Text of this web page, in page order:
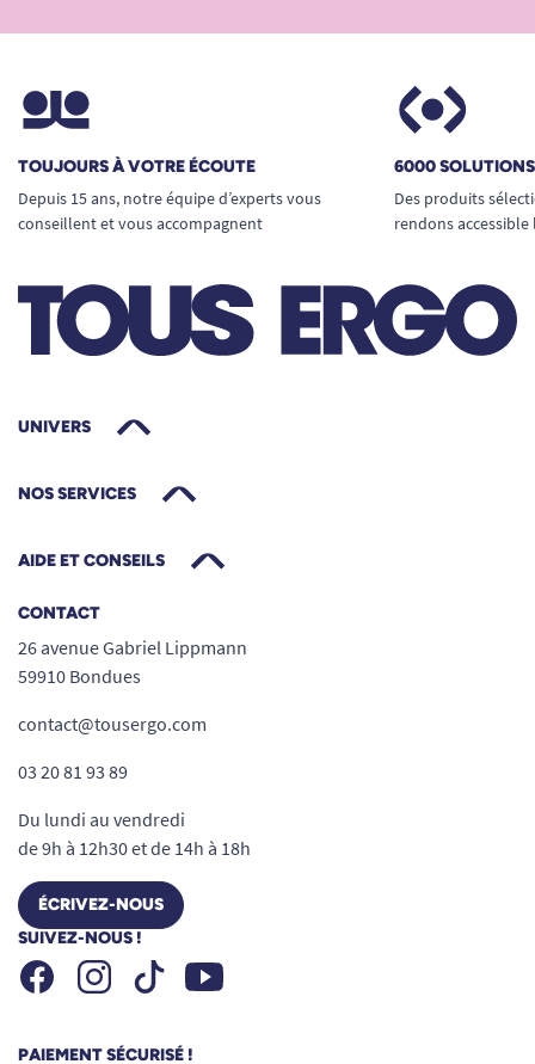
TOUJOURS À VOTRE ÉCOUTE
Depuis 15 ans, notre équipe d’experts vous
conseillent et vous accompagnent
6000
Des produits
rendons
UNIVERS
NOS SERVICES
AIDE ET CONSEILS
CONTACT
26 avenue Gabriel Lippmann
59910 Bondues
contact@tousergo.com
03 20 81 93 89
Du lundi au vendredi
de 9h à 12h30 et de 14h à 18h
ÉCRIVEZ-NOUS
SUIVEZ-NOUS !
FacebookInstagramTiktok Youtube
PAIEMENT SÉCURISÉ !